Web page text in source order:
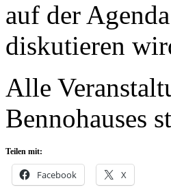
auf der
diskutieren
Alle
Bennohauses
Teilen mit:
Facebook X